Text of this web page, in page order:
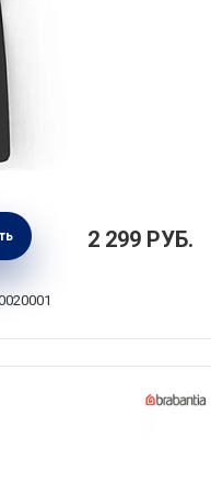
длина
+ нейлон, цвет
Бельгия,
2 299 РУБ.